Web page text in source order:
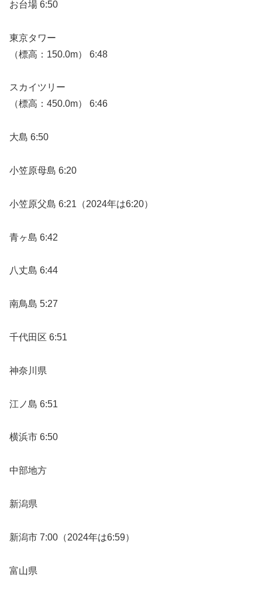
お台場 6:50
東京タワー
（標高：150.0m） 6:48
スカイツリー
（標高：450.0m） 6:46
大島 6:50
小笠原母島 6:20
小笠原父島 6:21（2024年は6:20）
青ヶ島 6:42
八丈島 6:44
南鳥島 5:27
千代田区 6:51
神奈川県
江ノ島 6:51
横浜市 6:50
中部地方
新潟県
新潟市 7:00（2024年は6:59）
富山県